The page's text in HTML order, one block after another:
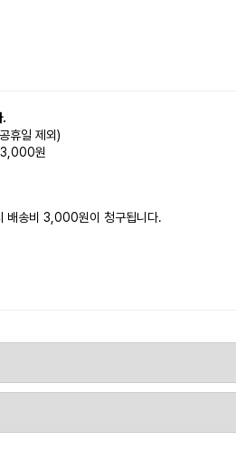
.
휴일 제외)
원
송비 3,000원이 청구됩니다.